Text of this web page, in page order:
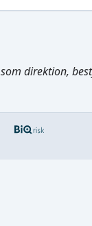
direktion,